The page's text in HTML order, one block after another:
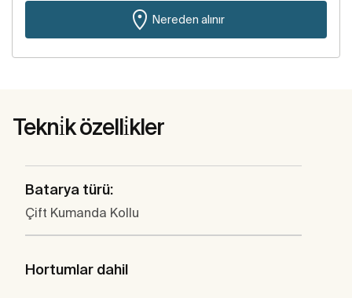
Nereden alınır
Tekni̇k özelli̇kler
Batarya türü:
Çift Kumanda Kollu
Hortumlar dahil